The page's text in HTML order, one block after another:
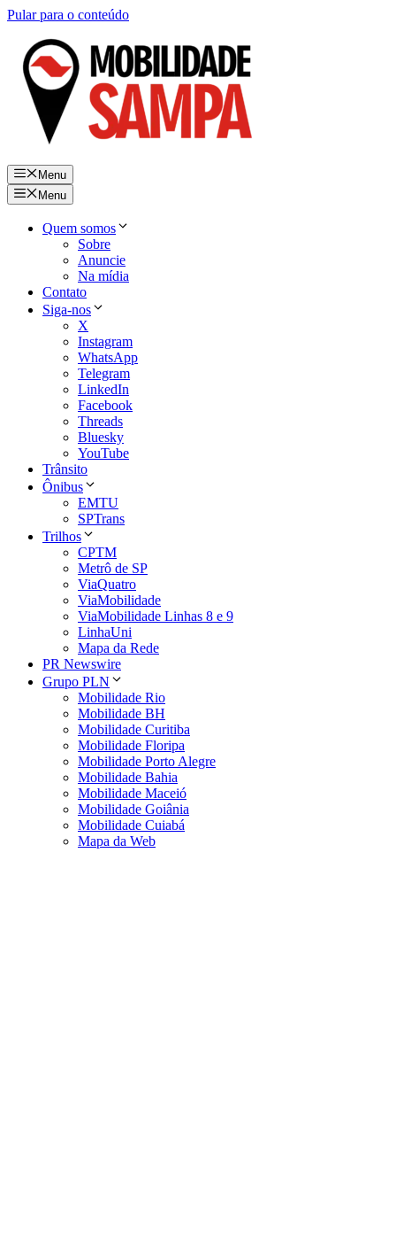
Pular para o conteúdo
Menu
Menu
Quem somos
Sobre
Anuncie
Na mídia
Contato
Siga-nos
X
Instagram
WhatsApp
Telegram
LinkedIn
Facebook
Threads
Bluesky
YouTube
Trânsito
Ônibus
EMTU
SPTrans
Trilhos
CPTM
Metrô de SP
ViaQuatro
ViaMobilidade
ViaMobilidade Linhas 8 e 9
LinhaUni
Mapa da Rede
PR Newswire
Grupo PLN
Mobilidade Rio
Mobilidade BH
Mobilidade Curitiba
Mobilidade Floripa
Mobilidade Porto Alegre
Mobilidade Bahia
Mobilidade Maceió
Mobilidade Goiânia
Mobilidade Cuiabá
Mapa da Web